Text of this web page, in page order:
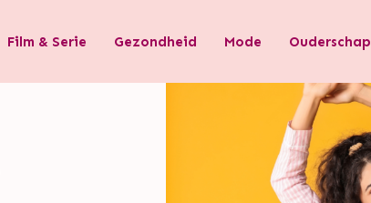
Film & Serie Gezondheid Mode Ouderschap